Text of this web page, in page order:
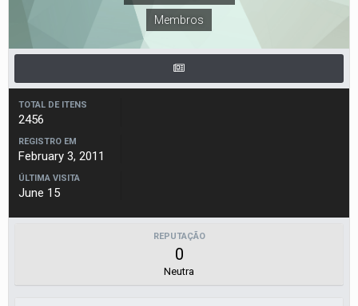
Membros
TOTAL DE ITENS
2456
REGISTRO EM
February 3, 2011
ÚLTIMA VISITA
June 15
REPUTAÇÃO
0
Neutra